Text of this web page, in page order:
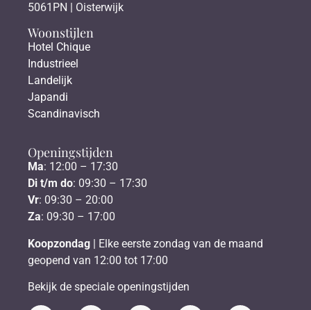
5061PN | Oisterwijk
Woonstijlen
Hotel Chique
Industrieel
Landelijk
Japandi
Scandinavisch
Openingstijden
Ma: 12:00 – 17:30
Di t/m do: 09:30 – 17:30
Vr: 09:30 – 20:00
Za: 09:30 – 17:00
Koopzondag | Elke eerste zondag van de maand
geopend van 12:00 tot 17:00
Bekijk de speciale openingstijden